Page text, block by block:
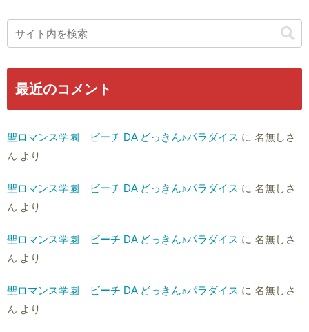
最近のコメント
聖ロマンス学園 ビーチ DA どっきん♪パラダイス に 名無しさ
ん より
聖ロマンス学園 ビーチ DA どっきん♪パラダイス に 名無しさ
ん より
聖ロマンス学園 ビーチ DA どっきん♪パラダイス に 名無しさ
ん より
聖ロマンス学園 ビーチ DA どっきん♪パラダイス に 名無しさ
ん より